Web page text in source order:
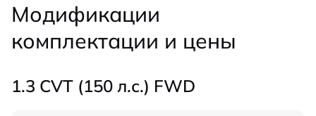
Модификации
комплектации и цены
1.3 CVT (150 л.с.) FWD